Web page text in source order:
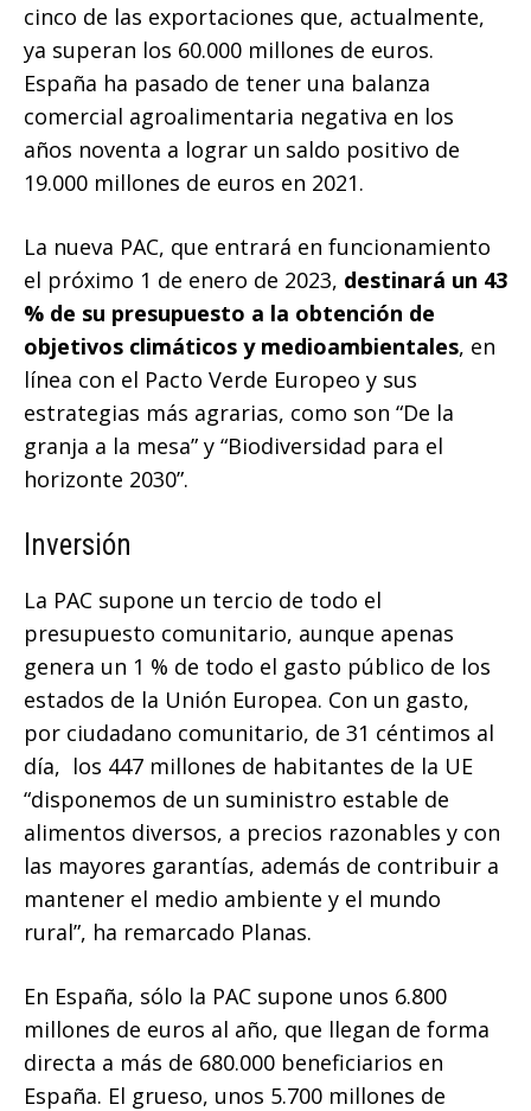
cinco de las exportaciones que, actualmente,
ya superan los 60.000 millones de euros.
España ha pasado de tener una balanza
comercial agroalimentaria negativa en los
años noventa a lograr un saldo positivo de
19.000 millones de euros en 2021.
La nueva PAC, que entrará en funcionamiento
el próximo 1 de enero de 2023, destinará un 43
% de su presupuesto a la obtención de
objetivos climáticos y medioambientales, en
línea con el Pacto Verde Europeo y sus
estrategias más agrarias, como son “De la
granja a la mesa” y “Biodiversidad para el
horizonte 2030”.
Inversión
La PAC supone un tercio de todo el
presupuesto comunitario, aunque apenas
genera un 1 % de todo el gasto público de los
estados de la Unión Europea. Con un gasto,
por ciudadano comunitario, de 31 céntimos al
día, los 447 millones de habitantes de la UE
“disponemos de un suministro estable de
alimentos diversos, a precios razonables y con
las mayores garantías, además de contribuir a
mantener el medio ambiente y el mundo
rural”, ha remarcado Planas.
En España, sólo la PAC supone unos 6.800
millones de euros al año, que llegan de forma
directa a más de 680.000 beneficiarios en
España. El grueso, unos 5.700 millones de